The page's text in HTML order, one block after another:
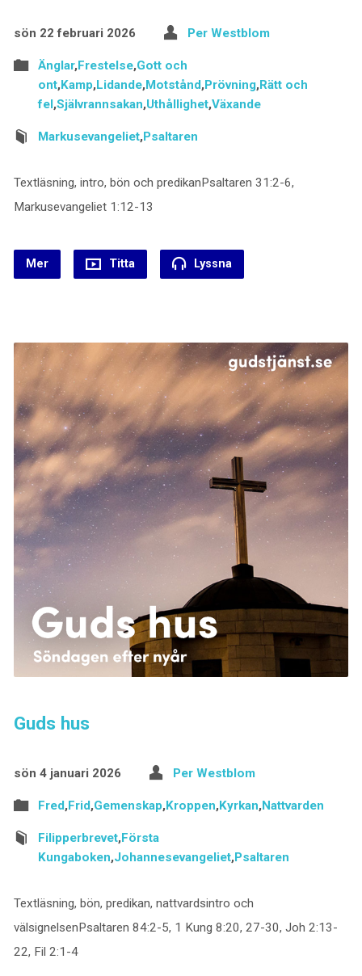
sön 22 februari 2026 Per Westblom
Änglar,Frestelse,Gott och
ont,Kamp,Lidande,Motstånd,Prövning,Rätt och
fel,Självrannsakan,Uthållighet,Växande
Markusevangeliet,Psaltaren
Textläsning, intro, bön och predikanPsaltaren 31:2-6,
Markusevangeliet 1:12-13
Mer Titta Lyssna
Guds hus
sön 4 januari 2026 Per Westblom
Fred,Frid,Gemenskap,Kroppen,Kyrkan,Nattvarden
Filipperbrevet,Första
Kungaboken,Johannesevangeliet,Psaltaren
Textläsning, bön, predikan, nattvardsintro och
välsignelsenPsaltaren 84:2-5, 1 Kung 8:20, 27-30, Joh 2:13-
22, Fil 2:1-4